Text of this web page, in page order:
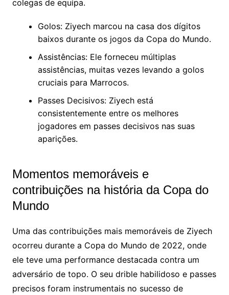
colegas de equipa.
Golos: Ziyech marcou na casa dos dígitos
baixos durante os jogos da Copa do Mundo.
Assistências: Ele forneceu múltiplas
assistências, muitas vezes levando a golos
cruciais para Marrocos.
Passes Decisivos: Ziyech está
consistentemente entre os melhores
jogadores em passes decisivos nas suas
aparições.
Momentos memoráveis e
contribuições na história da Copa do
Mundo
Uma das contribuições mais memoráveis de Ziyech
ocorreu durante a Copa do Mundo de 2022, onde
ele teve uma performance destacada contra um
adversário de topo. O seu drible habilidoso e passes
precisos foram instrumentais no sucesso de